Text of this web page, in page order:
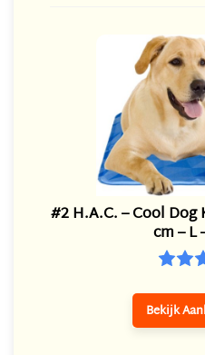
#2 H.A.C. – Cool Dog
cm – L
Bekijk